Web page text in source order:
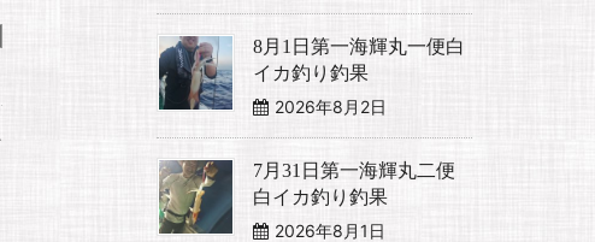
8月1日第一海輝丸一便白
イカ釣り釣果
2026年8月2日
7月31日第一海輝丸二便
白イカ釣り釣果
2026年8月1日